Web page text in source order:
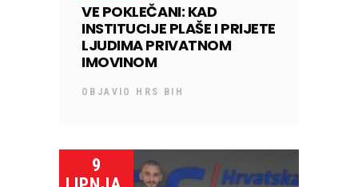
VE POKLEČANI: KAD
INSTITUCIJE PLAŠE I PRIJETE
LJUDIMA PRIVATNOM
IMOVINOM
OBJAVIO HRS BIH
9